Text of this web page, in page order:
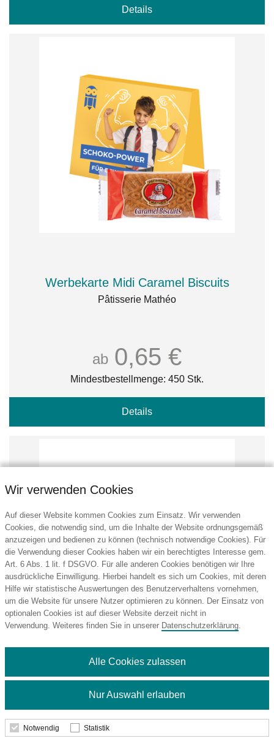
Details
Werbekarte Midi Caramel Biscuits
Pâtisserie Mathéo
ab 0,65 €
Mindestbestellmenge: 450 Stk.
Details
RECYCLED PET PEN STEP F GUM
Wir verwenden Cookies
Auf dieser Website kommen Cookies zum Einsatz. Wir verwenden
Cookies, die notwendig sind, um die Inhalte der Website ordnungsgemäß
anzuzeigen und bedienen zu können (technisch notwendige Cookies). Für
die Verwendung dieser Cookies haben wir ein berechtigtes Interesse gem.
Art. 6 Abs. 1 lit. f DSGVO. Für alle anderen Cookies benötigen wir Ihre
ausdrückliche Einwilligung. Hierbei handelt es sich um Cookies, mit deren
Hilfe wir statistische Auswertungen des Benutzerverhaltens vornehmen,
um die Website für unsere Nutzer optimieren zu können. Der Einsatz von
optionalen Cookies ist auf dieser Website derzeit nicht in
Verwendung. Weiteres finden Sie in unserer Datenschutzerklärung.
Nur Auswahl erlauben
Alle Cookies zulassen
Notwendig Statistik